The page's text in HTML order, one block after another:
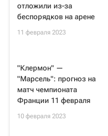
отложили из-за
беспорядков на арене
11 февраля 2023
"Клермон" —
"Марсель": прогноз на
матч чемпионата
Франции 11 февраля
10 февраля 2023